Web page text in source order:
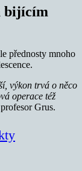
bijícím
přednosty mnoho
výkon trvá o něco
operace též
Grus.